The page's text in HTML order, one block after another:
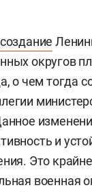
округов
о чем тогда
и
Это
военная